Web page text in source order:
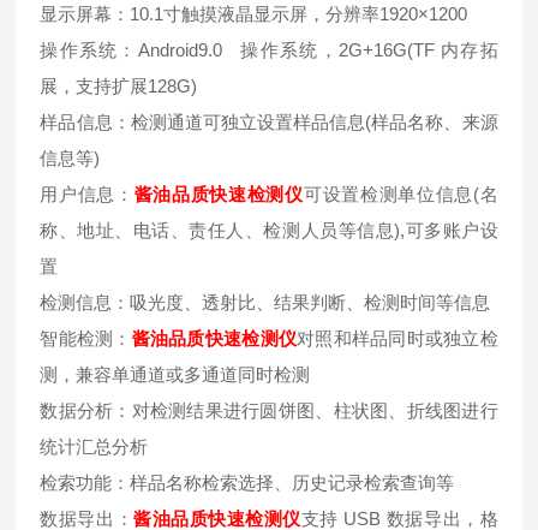
显示屏幕：10.1寸触摸液晶显示屏，分辨率1920×1200
操作系统：Android9.0 操作系统，2G+16G(TF 内存拓
展，支持扩展128G)
样品信息：检测通道可独立设置样品信息(样品名称、来源
信息等)
用户信息： 酱油品质快速检测仪可设置检测单位信息(名
称、地址、电话、责任人、检测人员等信息),可多账户设
置
检测信息：吸光度、透射比、结果判断、检测时间等信息
智能检测： 酱油品质快速检测仪对照和样品同时或独立检
测，兼容单通道或多通道同时检测
数据分析：对检测结果进行圆饼图、柱状图、折线图进行
统计汇总分析
检索功能：样品名称检索选择、历史记录检索查询等
数据导出：酱油品质快速检测仪支持 USB 数据导出，格